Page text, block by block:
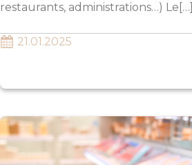
restaurants, administrations…) Le[…]
21.01.2025